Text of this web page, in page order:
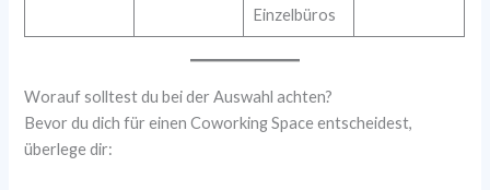
Einzelbüros
Worauf solltest du bei der Auswahl achten?
Bevor du dich für einen Coworking Space entscheidest,
überlege dir: